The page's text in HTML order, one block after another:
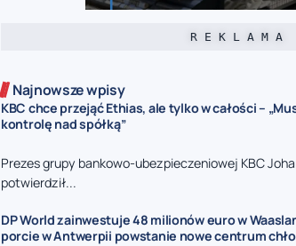
R E K L A M A
Najnowsze wpisy
KBC chce przejąć Ethias, ale tylko w całości –
kontrolę nad spółką”
Prezes grupy bankowo-ubezpieczeniowej KBC
potwierdził...
DP World zainwestuje 48 milionów euro w
porcie w Antwerpii powstanie nowe centrum